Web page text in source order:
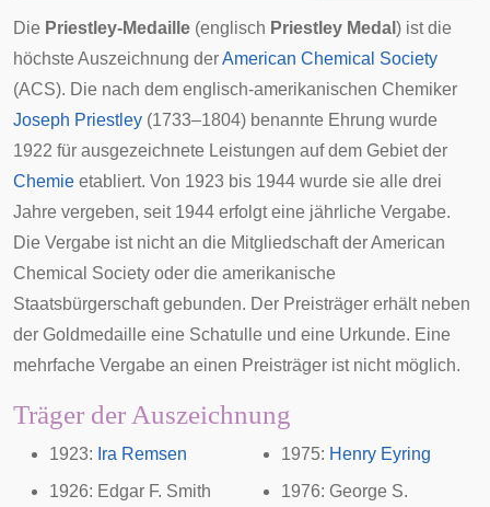
Die Priestley-Medaille (englisch Priestley Medal ) ist die
höchste Auszeichnung derAmerican Chemical Society
(ACS). Die nach dem englisch-amerikanischen Chemiker
Joseph Priestley (1733–1804) benannte Ehrung wurde
1922 für ausgezeichnete Leistungen auf dem Gebiet der
Chemie etabliert. Von 1923 bis 1944 wurde sie alle drei
Jahre vergeben, seit 1944 erfolgt eine jährliche Vergabe.
Die Vergabe ist nicht an die Mitgliedschaft der American
Chemical Society oder die amerikanische
Staatsbürgerschaft gebunden. Der Preisträger erhält neben
der Goldmedaille eine Schatulle und eine Urkunde. Eine
mehrfache Vergabe an einen Preisträger ist nicht möglich.
Träger der Auszeichnung
1923: Ira Remsen
1926: Edgar F. Smith
1975: Henry Eyring
1976: George S.